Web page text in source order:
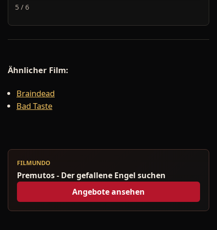
5 / 6
Ähnlicher Film:
Braindead
Bad Taste
FILMUNDO
Premutos - Der gefallene Engel suchen
Angebote ansehen